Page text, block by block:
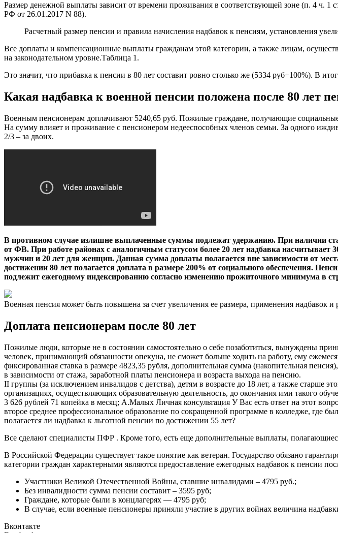
Размер денежной выплаты зависит от времени проживания в соответствующей зоне (п. 4 ч. 1
РФ от 26.01.2017 N 88).
Расчетный размер пенсии и правила начисления надбавок к пенсиям, установления
Все доплаты и компенсационные выплаты гражданам этой категории, а также лицам,
на законодательном уровне.Таблица 1.
Это значит, что прибавка к пенсии в 80 лет составит ровно столько же (5334 руб+100%). В
Какая надбавка к военной пенсии положена после 80 лет
Военным пенсионерам доплачивают 5240,65 руб. Пожилые граждане, получающие
На сумму влияет и проживание с пенсионером недееспособных членов семьи. За одного
2/3 – за двоих.
В противном случае излишне выплаченные суммы подлежат удержанию. При наличии
от ФВ. При работе районах с аналогичным статусом более 20 лет надбавка
мужчин и 20 лет для женщин. Данная сумма доплаты полагается вне зависимости от
достижении 80 лет полагается доплата в размере 200% от социального обеспечения.
подлежит ежегодному индексированию согласно изменению прожиточного минимума в
Военная пенсия может быть повышена за счет увеличения ее размера, применения
Доплата пенсионерам после 80 лет
Пожилые люди, которые не в состоянии самостоятельно о себе позаботиться, вынуждены
человек, принимающий обязанности опекуна, не сможет больше ходить на работу, ему
фиксированная ставка в размере 4823,35 рубля, дополнительная сумма (накопительная
в зависимости от стажа, заработной платы пенсионера и возраста выхода на пенсию.
II группы (за исключением инвалидов с детства), детям в возрасте до 18 лет, а также
организациях, осуществляющих образовательную деятельность, до окончания ими такого
3 626 рублей 71 копейка в месяц; А.Малых Личная консультация У Вас есть ответ на этот
второе среднее профессиональное образование по сокращенной программе в колледже, где
полагается ли надбавка к льготной пенсии по достижении 55 лет?
Все сделают специалисты ПФР . Кроме того, есть еще дополнительные выплаты,
В Российской Федерации существует такое понятие как ветеран. Государство обязано
категории граждан характерными являются предоставление ежегодных надбавок к пенсии
Участники Великой Отечественной Войны, ставшие инвалидами – 4795 руб.;
Без инвалидности сумма пенсии составит – 3595 руб;
Граждане, которые были в концлагерях — 4795 руб;
В случае, если военные пенсионеры приняли участие в других войнах величина
Вконтакте